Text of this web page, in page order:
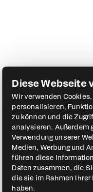
Diese Webseite
Wir verwenden
personalisieren,
zu können und die
analysieren. Außerdem
Verwendung unserer
Medien, Werbung und
führen diese
Daten zusammen, die
die sie im Rahmen
haben.